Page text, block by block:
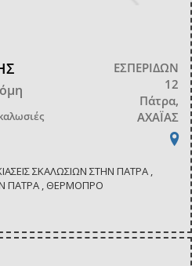
ΕΣΠΕΡΙΔΩΝ
12
Πάτρα,
ΑΧΑΪΑΣ
ΣΚΑΛΩΣΙΩΝ ΣΤΗΝ ΠΑΤΡΑ ,
ΠΑΤΡΑ , ΘΕΡΜΟΠΡΟ